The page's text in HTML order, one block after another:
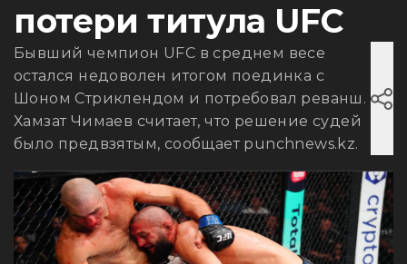
потери титула UFC
Бывший чемпион UFC в среднем весе
остался недоволен итогом поединка с
Шоном Стриклендом и потребовал реванш.
Хамзат Чимаев считает, что решение судей
было предвзятым, сообщает punchnews.kz.